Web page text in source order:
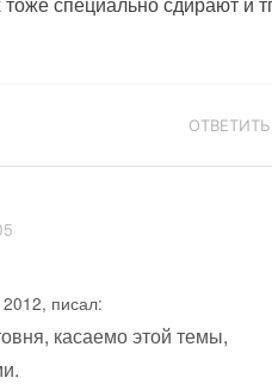
ОТВЕТИТЬ
писал:
касаемо этой темы,